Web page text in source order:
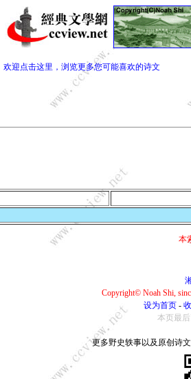
欢迎点击这里，浏览更多您可能喜欢的诗文
本
Copyright© Noah Shi,
设为首页 -
本页最后
更多野史轶事以及原创诗